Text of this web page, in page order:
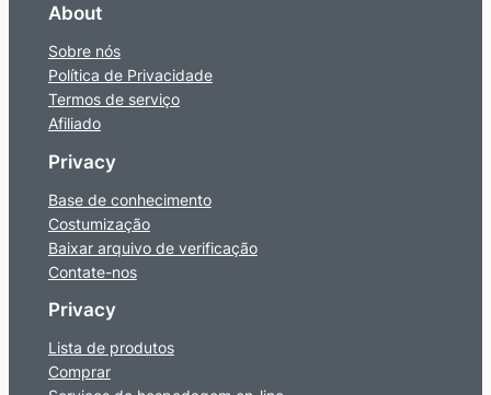
About
Sobre nós
Política de Privacidade
Termos de serviço
Afiliado
Privacy
Base de conhecimento
Costumização
Baixar arquivo de verificação
Contate-nos
Privacy
Lista de produtos
Comprar